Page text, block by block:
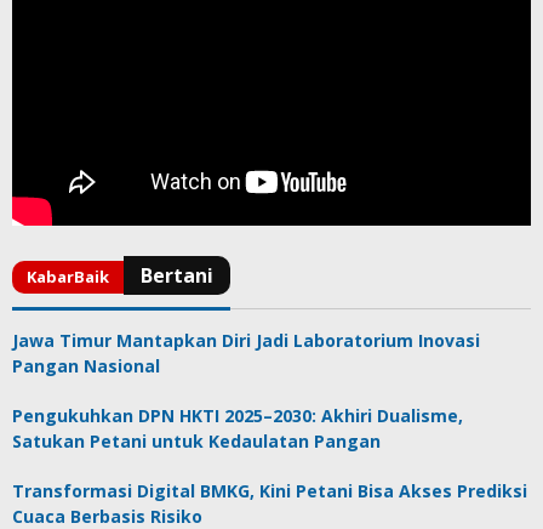
Jawa Timur Mantapkan Diri Jadi Laboratorium Inovasi
Pangan Nasional
Pengukuhkan DPN HKTI 2025–2030: Akhiri Dualisme,
Satukan Petani untuk Kedaulatan Pangan
Transformasi Digital BMKG, Kini Petani Bisa Akses Prediksi
Cuaca Berbasis Risiko